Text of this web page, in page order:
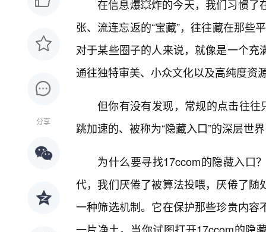
分享
在信息爆💥炸的今天，我们习惯了
张、流连忘返的“宝藏”，往往藏在那些
对于某些圈子的人来说，就像是一个
通往独特审美、小众文化以及高纯度资
但你有没有发现，常规的点击往往
跳加速的、被称为“隐藏入口”的深层世
为什么要寻找17ccom的隐藏入口
代，我们厌倦了被算法投喂，厌倦了
一种筛选机制。它在保护那些珍贵内